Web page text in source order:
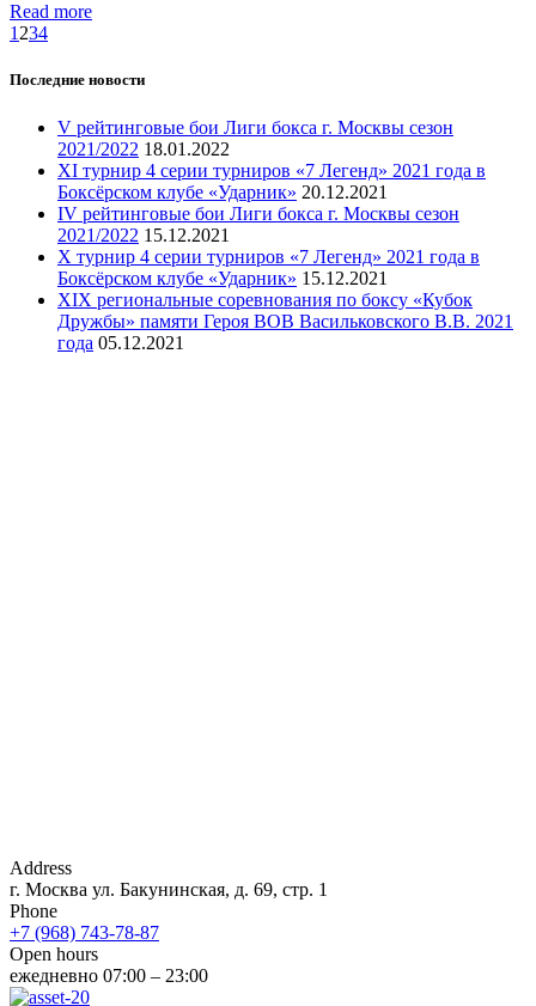
Read more
1 234
Последние новости
V рейтинговые бои Лиги бокса г. Москвы сезон
2021/2022 18.01.2022
XI турнир 4 серии турниров «7 Легенд» 2021 года в
Боксёрском клубе «Ударник» 20.12.2021
IV рейтинговые бои Лиги бокса г. Москвы сезон
2021/2022 15.12.2021
X турнир 4 серии турниров «7 Легенд» 2021 года в
Боксёрском клубе «Ударник» 15.12.2021
XIX региональные соревнования по боксу «Кубок
Дружбы» памяти Героя ВОВ Васильковского В.В. 2021
года 05.12.2021
Address
г. Москва ул. Бакунинская, д. 69, стр. 1
Phone
+7 (968) 743-78-87
Open hours
ежедневно 07:00 – 23:00